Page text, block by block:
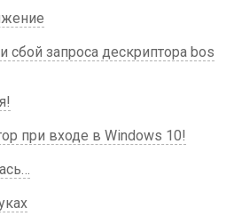
сбой запроса дескриптора bos
при входе в Windows 10!